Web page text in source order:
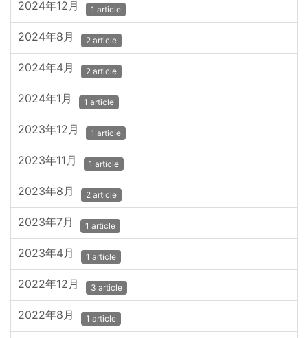
2024年12月 1 article
2024年8月 2 article
2024年4月 2 article
2024年1月 1 article
2023年12月 1 article
2023年11月 1 article
2023年8月 2 article
2023年7月 1 article
2023年4月 1 article
2022年12月 3 article
2022年8月 1 article